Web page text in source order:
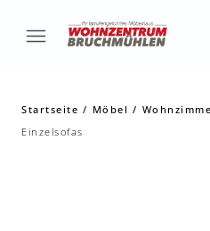
Startseite Möbel
Einzelsofas